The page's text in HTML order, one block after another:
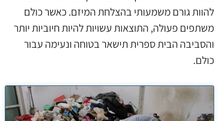
להוות גורם משמעותי בהצלחת המיזם. כאשר כולם
משתפים פעולה, התוצאות עשויות להיות חיוביות יותר
והסביבה הבית ספרית תישאר בטוחה ונעימה עבור
כולם.